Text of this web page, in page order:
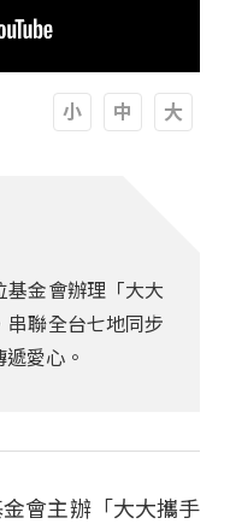
基金會辦理「大大
串聯全台七地同步
愛心。
會主辦「大大攜手